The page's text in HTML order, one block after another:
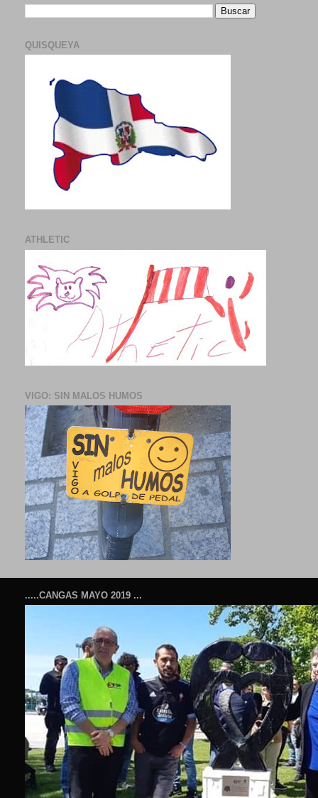
QUISQUEYA
ATHLETIC
VIGO: SIN MALOS HUMOS
.....CANGAS MAYO 2019 ...